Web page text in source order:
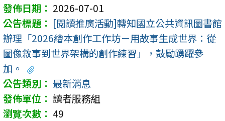
2026-07-01
[閱讀推廣活動]轉知國立公共資訊圖書館
辦理「2026繪本創作工作坊－用故事生成世界：從
圖像敘事到世界架構的創作練習」，鼓勵踴躍參
加。
最新消息
讀者服務組
49